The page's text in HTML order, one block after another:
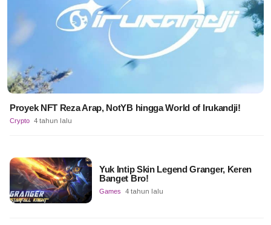
Proyek NFT Reza Arap, NotYB hingga World of Irukandji!
Crypto 4 tahun lalu
Yuk Intip Skin Legend Granger, Keren
Banget Bro!
Games 4 tahun lalu